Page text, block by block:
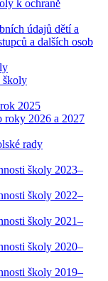
k ochraně
údajů dětí a
a dalších osob
školy
2025
roky 2026 a 2027
rady
školy 2023–
školy 2022–
školy 2021–
školy 2020–
školy 2019–